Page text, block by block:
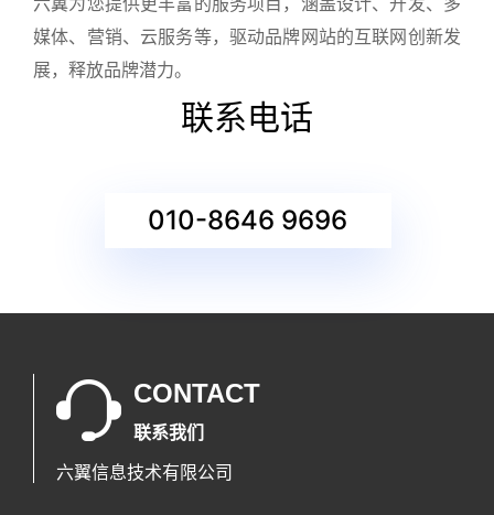
媒体、营销、云服务等，驱动品牌网站的互联网创新发
展，释放品牌潜力。
联系电话
010-8646 9696
CONTACT
联系我们
六翼信息技术有限公司